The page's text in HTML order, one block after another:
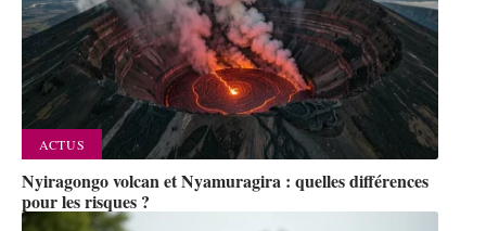
ACTUS
Nyiragongo volcan et Nyamuragira : quelles différences
pour les risques ?